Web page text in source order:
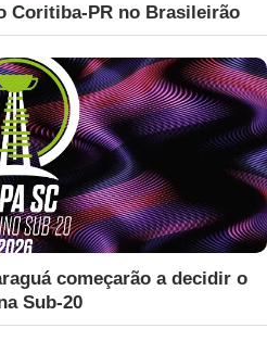
Coritiba-PR no Brasileirão
começarão a decidir o
Sub-20